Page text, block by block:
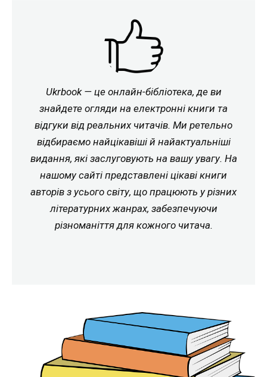
Ukrbook — це онлайн-бібліотека, де ви
знайдете огляди на електронні книги та
відгуки від реальних читачів. Ми ретельно
відбираємо найцікавіші й найактуальніші
видання, які заслуговують на вашу увагу. На
нашому сайті представлені цікаві книги
авторів з усього світу, що працюють у різних
літературних жанрах, забезпечуючи
різноманіття для кожного читача.